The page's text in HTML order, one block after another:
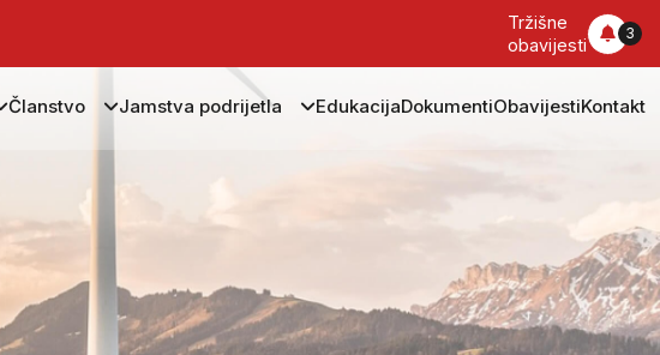
Članstvo Jamstva podrijetla EdukacijaDokumentiObavijestiKontakt
3
Tržišne
obavijesti